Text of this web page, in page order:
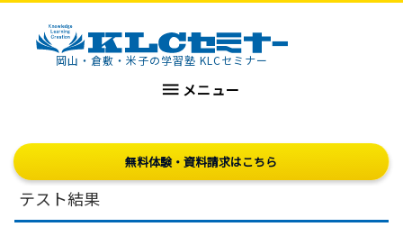
KLCセミナー岡山・倉敷・米子の学習塾 KLCセミナー
 メニュー
無料体験・資料請求はこちら
テスト結果